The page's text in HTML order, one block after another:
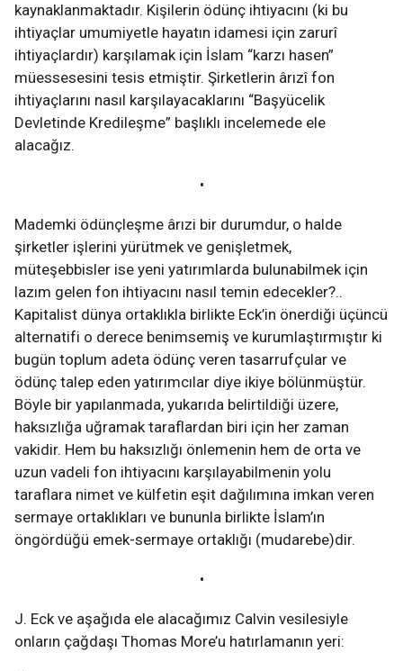
kaynaklanmaktadır. Kişilerin ödünç ihtiyacını (ki bu
ihtiyaçlar umumiyetle hayatın idamesi için zarurî
ihtiyaçlardır) karşılamak için İslam “karzı hasen”
müessesesini tesis etmiştir. Şirketlerin ârızî fon
ihtiyaçlarını nasıl karşılayacaklarını “Başyücelik
Devletinde Kredileşme” başlıklı incelemede ele
alacağız.
•
Mademki ödünçleşme ârızi bir durumdur, o halde
şirketler işlerini yürütmek ve genişletmek,
müteşebbisler ise yeni yatırımlarda bulunabilmek için
lazım gelen fon ihtiyacını nasıl temin edecekler?..
Kapitalist dünya ortaklıkla birlikte Eck’in önerdiği üçüncü
alternatifi o derece benimsemiş ve kurumlaştırmıştır ki
bugün toplum adeta ödünç veren tasarrufçular ve
ödünç talep eden yatırımcılar diye ikiye bölünmüştür.
Böyle bir yapılanmada, yukarıda belirtildiği üzere,
haksızlığa uğramak taraflardan biri için her zaman
vakidir. Hem bu haksızlığı önlemenin hem de orta ve
uzun vadeli fon ihtiyacını karşılayabilmenin yolu
taraflara nimet ve külfetin eşit dağılımına imkan veren
sermaye ortaklıkları ve bununla birlikte İslam’ın
öngördüğü emek-sermaye ortaklığı (mudarebe)dir.
•
J. Eck ve aşağıda ele alacağımız Calvin vesilesiyle
onların çağdaşı Thomas More’u hatırlamanın yeri: